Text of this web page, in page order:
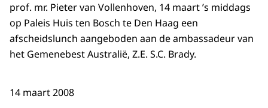
prof. mr. Pieter van Vollenhoven, 14 maart ’s middags
op Paleis Huis ten Bosch te Den Haag een
afscheidslunch aangeboden aan de ambassadeur van
het Gemenebest Australië, Z.E. S.C. Brady.
14 maart 2008